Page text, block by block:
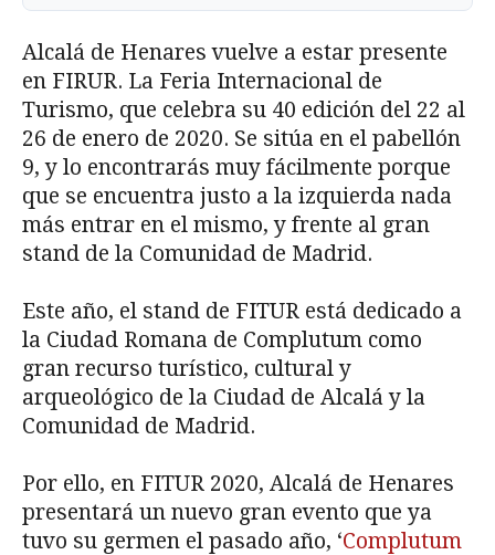
Alcalá de Henares vuelve a estar presente
en FIRUR. La Feria Internacional de
Turismo, que celebra su 40 edición del 22 al
26 de enero de 2020. Se sitúa en el pabellón
9, y lo encontrarás muy fácilmente porque
que se encuentra justo a la izquierda nada
más entrar en el mismo, y frente al gran
stand de la Comunidad de Madrid.
Este año, el stand de FITUR está dedicado a
la Ciudad Romana de Complutum como
gran recurso turístico, cultural y
arqueológico de la Ciudad de Alcalá y la
Comunidad de Madrid.
Por ello, en FITUR 2020, Alcalá de Henares
presentará un nuevo gran evento que ya
tuvo su germen el pasado año, ‘Complutum